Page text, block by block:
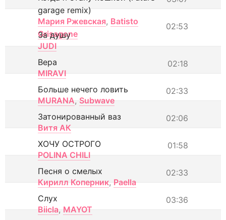
garage remix)
Мария Ржевская, Batisto
Grisagone
02:53
За душу
JUDI
02:18
Вера
MIRAVI
02:33
Больше нечего ловить
MURANA, Subwave
02:06
Затонированный ваз
Витя АК
01:58
ХОЧУ ОСТРОГО
POLINA CHILI
02:33
Песня о смелых
Кирилл Коперник, Paella
03:36
Слух
Biicla, MAYOT